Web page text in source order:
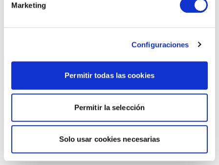
Marketing
Configuraciones
Permitir todas las cookies
Permitir la selección
Solo usar cookies necesarias